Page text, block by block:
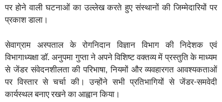
पर होने वाली घटनाओं का उल्लेख करते हुए संस्थानों की जिम्मेदारियों पर
प्रकाश डाला।
सेवाग्राम अस्पताल के रोगनिदान विज्ञान विभाग की निदेशक एवं
विभागाध्यक्षा डॉ. अनुपमा गुप्ता ने अपने विशिष्ट वक्तव्य में प्रस्तुति के माध्यम
से जेंडर संवेदनशीलता की परिभाषा, नियमों और व्यवहारगत आवश्यकताओं
पर विस्तार से चर्चा की। उन्होंने सभी प्रतिभागियों से जेंडर-समवेदी
कार्यस्थल बनाए रखने का आह्वान किया।